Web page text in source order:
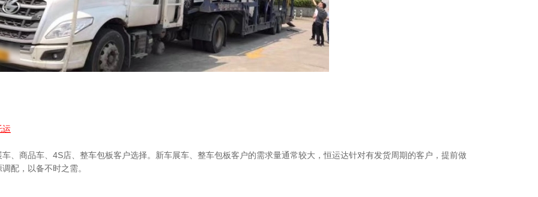
运
车、商品车、4S店、整车包板客户选择。新车展车、整车包板客户的需求量通常较大，恒运达针对有发货周期的客户，提前做
配，以备不时之需。